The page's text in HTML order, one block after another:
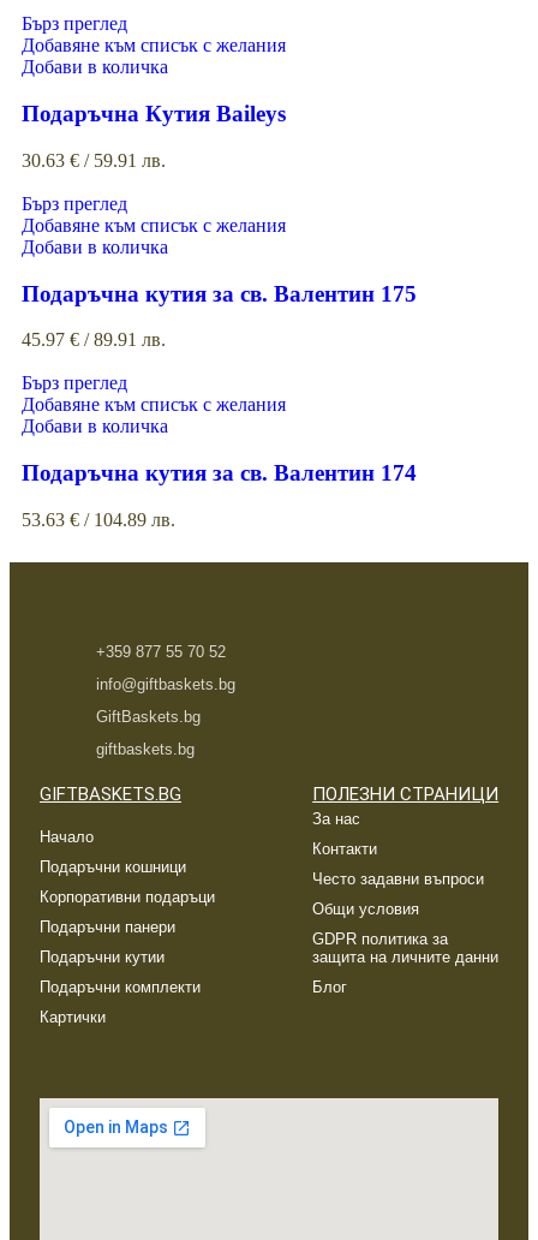
Бърз преглед
Добавяне към списък с желания
Добави в количка
Подаръчна Кутия Baileys
30.63 € / 59.91 лв.
Бърз преглед
Добавяне към списък с желания
Добави в количка
Подаръчна кутия за св. Валентин 175
45.97 € / 89.91 лв.
Бърз преглед
Добавяне към списък с желания
Добави в количка
Подаръчна кутия за св. Валентин 174
53.63 € / 104.89 лв.
+359 877 55 70 52
info@giftbaskets.bg
GiftBaskets.bg
giftbaskets.bg
GIFTBASKETS.BG
Начало
Подаръчни кошници
Корпоративни подаръци
Подаръчни панери
Подаръчни кутии
Подаръчни комплекти
Картички
ПОЛЕЗНИ СТРАНИЦИ
За нас
Контакти
Често задавни въпроси
Общи условия
GDPR политика за
защита на личните данни
Блог